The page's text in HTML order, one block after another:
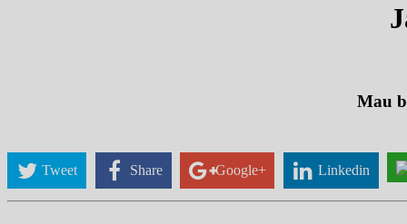
Mau
Tweet Share Google+ Linkedin